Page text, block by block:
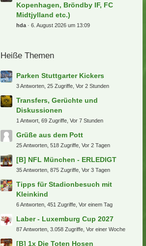
[Sammelsuchfred] NFL Munich
Game 2026 / Detroit Lions - New
England Patriots am 15. November
Kicker Managerspiel 2. Liga & 3.
Vantheman 6. August 2026 um 17:40
interaktiv
UdoKannJudo 6. August 2026 um 17:13
RM1902 6. August 2026 um 16:34
ElBarto 6. August 2026 um 13:15
Kopenhagen, Bröndby IF, FC
Midtjylland etc.)
hda 6. August 2026 um 13:09
Heiße Themen